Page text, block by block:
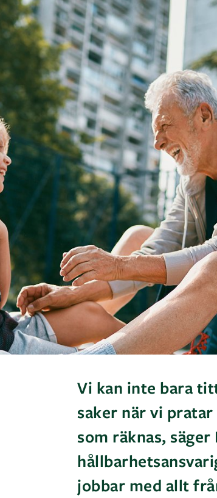
Vi kan inte bara
saker när vi
som räknas,
jobbar med allt